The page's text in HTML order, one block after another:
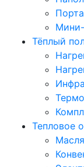
Тёплый
Тепловое